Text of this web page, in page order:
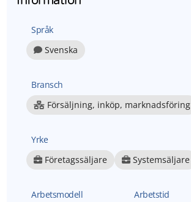
Språk
Svenska
Bransch
Försäljning, inköp, marknadsföring
Yrke
Företagssäljare
Systemsäljare
Arbetsmodell
Arbetstid